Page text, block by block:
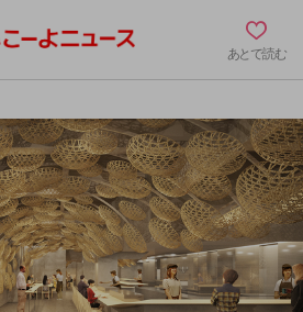
あとで読む